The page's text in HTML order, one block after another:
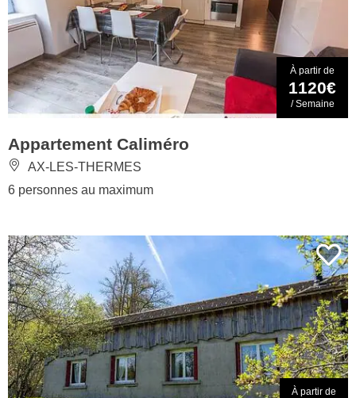
À partir de
1120€
/ Semaine
Appartement Caliméro
AX-LES-THERMES
6 personnes au maximum
À partir de